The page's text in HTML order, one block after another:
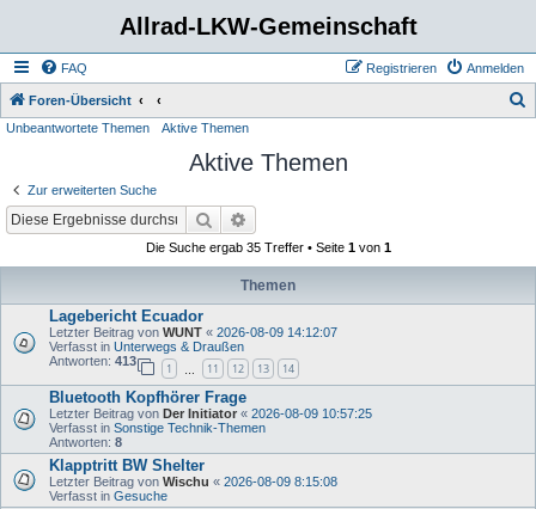
Allrad-LKW-Gemeinschaft
FAQ Anmelden
Registrieren
Foren-Übersicht
Unbeantwortete Themen Aktive Themen
Aktive Themen
Zur erweiterten Suche
Suche
Die Suche ergab 35 Treffer • Seite 1von 1
Themen
Lagebericht Ecuador
Letzter Beitrag von WUNT « 2026-08-09 14:12:07
Verfasst in Unterwegs & Draußen
Antworten: 413
1 11 12 13 14
Bluetooth Kopfhörer Frage
Letzter Beitrag von Der Initiator « 2026-08-09 10:57:25
Verfasst in Sonstige Technik-Themen
Antworten: 8
Klapptritt BW Shelter
Letzter Beitrag von Wischu « 2026-08-09 8:15:08
Verfasst in Gesuche